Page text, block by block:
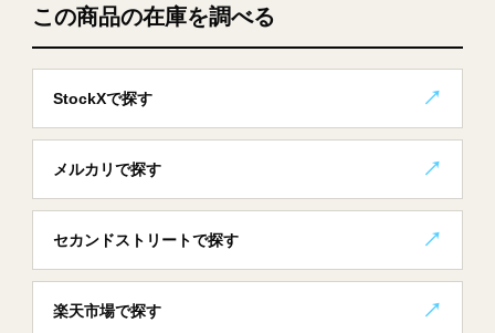
この商品の在庫を調べる
StockXで探す
メルカリで探す
セカンドストリートで探す
楽天市場で探す